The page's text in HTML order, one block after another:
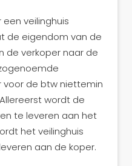
veilinghuis
de eigendom van de
de verkoper naar de
voor de btw niettemin
wordt de
te leveren aan het
het veilinghuis
aan de koper.